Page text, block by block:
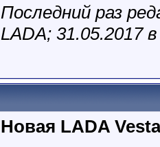
Последний раз
LADA; 31.05.2017
Новая LADA